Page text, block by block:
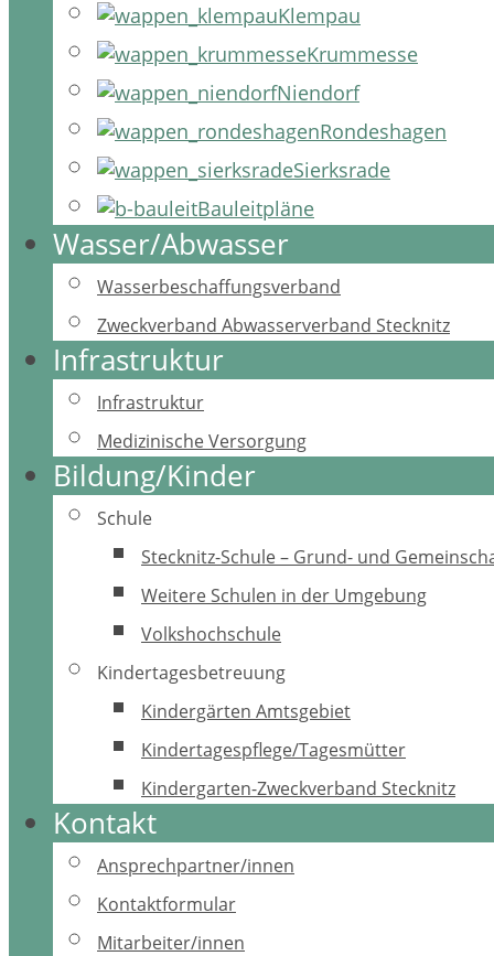
Klempau
Krummesse
Niendorf
Rondeshagen
Sierksrade
Bauleitpläne
Wasser/Abwasser
Wasserbeschaffungsverband
Zweckverband Abwasserverband Stecknitz
Infrastruktur
Infrastruktur
Medizinische Versorgung
Bildung/Kinder
Schule
Stecknitz-Schule – Grund- und
Weitere Schulen in der Umgebung
Volkshochschule
Kindertagesbetreuung
Kindergärten Amtsgebiet
Kindertagespflege/Tagesmütter
Kindergarten-Zweckverband Stecknitz
Kontakt
Ansprechpartner/innen
Kontaktformular
Mitarbeiter/innen